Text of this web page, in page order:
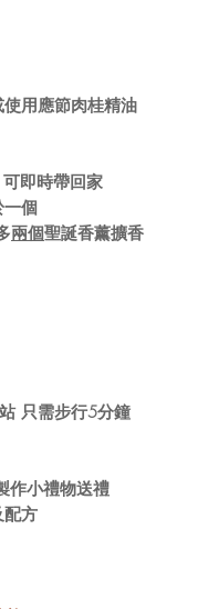
用應節肉桂精油
即時帶回家
一個
兩個聖誕香薰擴香
只需步行5分鐘
作小禮物送禮
配方